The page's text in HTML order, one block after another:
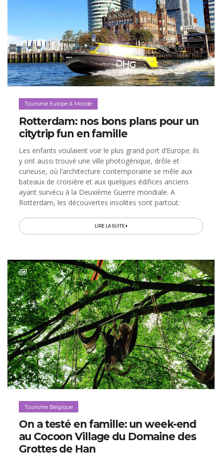
Tourisme Europe & Monde
Rotterdam: nos bons plans pour un
citytrip fun en famille
Les enfants voulaient voir le plus grand port d’Europe; ils
y ont aussi trouvé une ville photogénique, drôle et
curieuse, où l’architecture contemporaine se mêle aux
bateaux de croisière et aux quelques édifices anciens
ayant survécu à la Deuxième Guerre mondiale. A
Rotterdam, les découvertes insolites sont partout:
tendance, déplacements...LIRE LA SUITE
Tourisme Belgique
On a testé en famille: un week-end
au Cocoon Village du Domaine des
Grottes de Han